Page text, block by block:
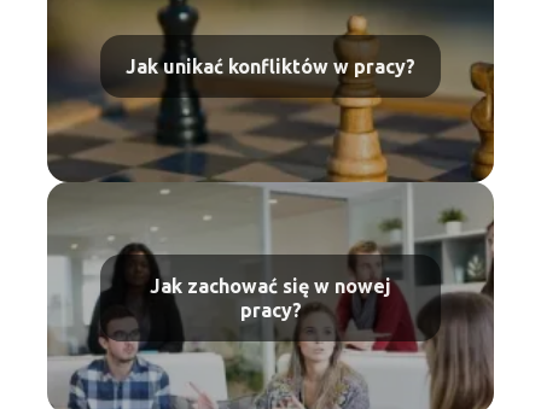
Jak unikać konfliktów w pracy?
Jak zachować się w nowej
pracy?